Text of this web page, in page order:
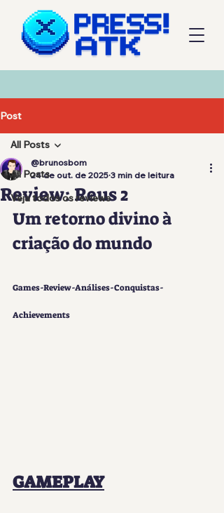
Post
All Posts
Veja todos os reviews
All Posts
Review: Reus 2
@brunosbom
24 de out. de 2025 3 min de leitura
Um retorno divino à
criação do mundo
Games-Review-Análises-Conquistas-
Achievements
GAMEPLAY